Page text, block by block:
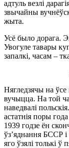
адтуль везлі
звычайны
жыта.
Усё было дорага.
Увогуле тавары
запалкі, часам –
Нягледзячы на ўсе
вучыцца. На той
наведвалі
астатнія поры
1939 годзе ён
ўз’яднання БССР і
яго ўзялі толькі